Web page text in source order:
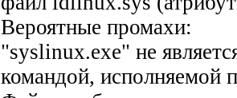
Вероятные промахи:
"syslinux.exe" не
командой, исполняемой